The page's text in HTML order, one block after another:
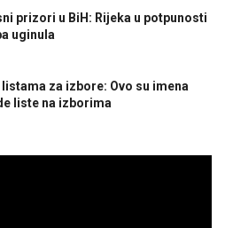
prizori u BiH: Rijeka u potpunosti
uginula
za izbore: Ovo su imena
liste na izborima